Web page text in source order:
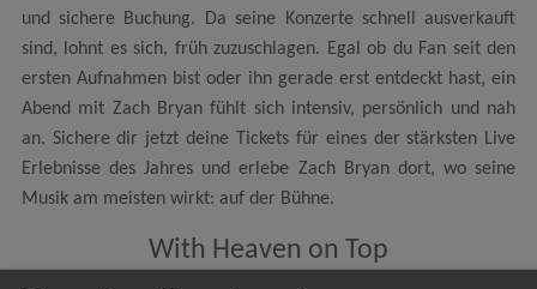
und sichere Buchung. Da seine Konzerte schnell ausverkauft
sind, lohnt es sich, früh zuzuschlagen. Egal ob du Fan seit den
ersten Aufnahmen bist oder ihn gerade erst entdeckt hast, ein
Abend mit Zach Bryan fühlt sich intensiv, persönlich und nah
an. Sichere dir jetzt deine Tickets für eines der stärksten Live
Erlebnisse des Jahres und erlebe Zach Bryan dort, wo seine
Musik am meisten wirkt: auf der Bühne.
With Heaven on Top